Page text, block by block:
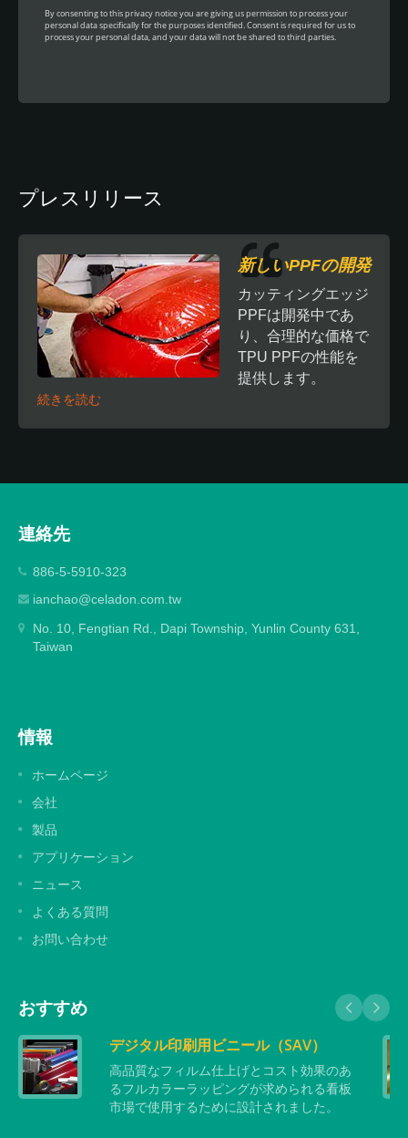
プレスリリース
新しいPPFの開発
カッティングエッジ
PPFは開発中であ
り、合理的な価格で
TPU PPFの性能を
提供します。
続きを読む
連絡先
886-5-5910-323
ianchao@celadon.com.tw
No. 10, Fengtian Rd., Dapi Township, Yunlin County 631,
Taiwan
情報
ホームページ
会社
製品
アプリケーション
ニュース
よくある質問
お問い合わせ
おすすめ
デジタル印刷用ビニール（SAV）
高品質なフィルム仕上げとコスト効果のあ
るフルカラーラッピングが求められる看板
市場で使用するために設計されました。